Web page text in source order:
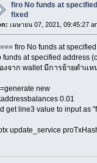
firo No funds at
fixed
เมษายน 07, 2021, 09:45:27
firo No funds at
funds at specified address
งจาก wallet มีการย้ายตำแ
new
0.01
get line3 value to input as
update_service